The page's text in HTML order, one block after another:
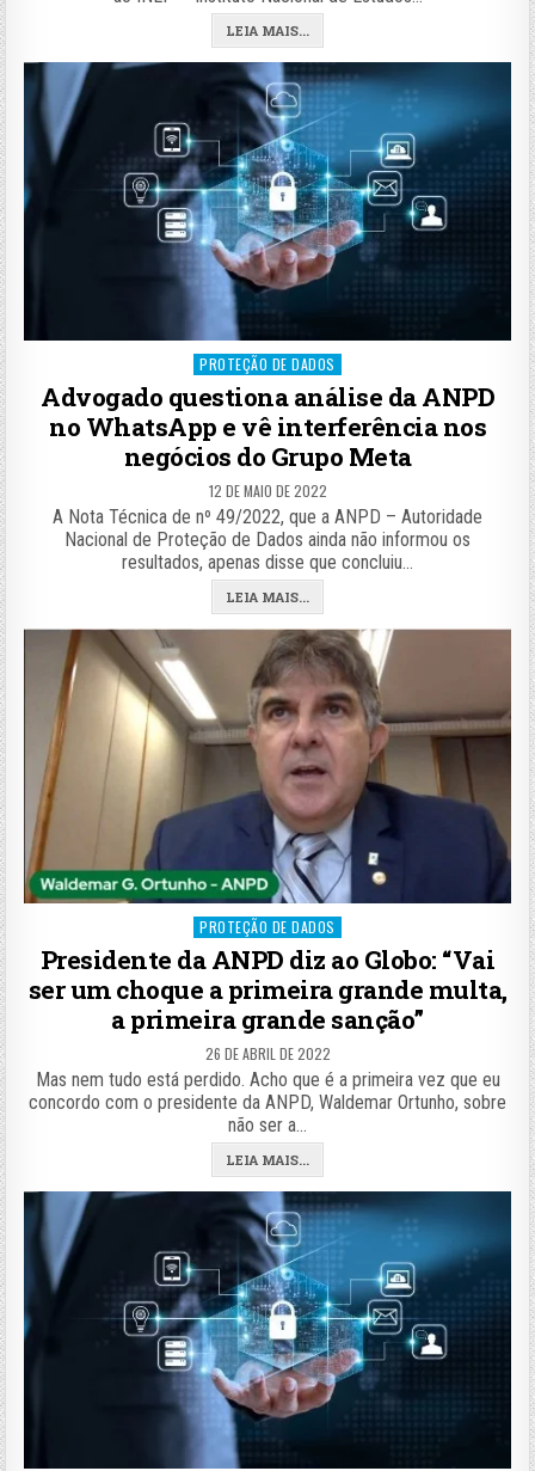
LEIA MAIS...
Posted
PROTEÇÃO DE DADOS
Advogado questiona análise da ANPD
no WhatsApp e vê interferência nos
negócios do Grupo Meta
12 DE MAIO DE 2022
A Nota Técnica de nº 49/2022, que a ANPD – Autoridade
Nacional de Proteção de Dados ainda não informou os
resultados, apenas disse que concluiu…
LEIA MAIS...
Posted
PROTEÇÃO DE DADOS
Presidente da ANPD diz ao Globo: “Vai
ser um choque a primeira grande multa,
a primeira grande sanção”
26 DE ABRIL DE 2022
Mas nem tudo está perdido. Acho que é a primeira vez que eu
concordo com o presidente da ANPD, Waldemar Ortunho, sobre
não ser a…
LEIA MAIS...